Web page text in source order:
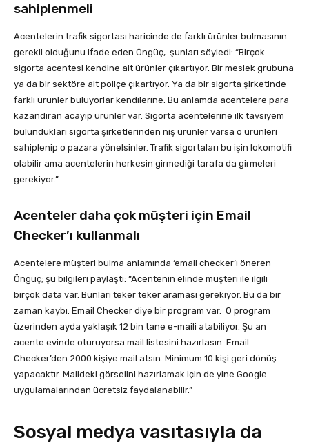
sahiplenmeli
Acentelerin trafik sigortası haricinde de farklı ürünler bulmasının
gerekli olduğunu ifade eden Öngüç, şunları söyledi: “Birçok
sigorta acentesi kendine ait ürünler çıkartıyor. Bir meslek grubuna
ya da bir sektöre ait poliçe çıkartıyor. Ya da bir sigorta şirketinde
farklı ürünler buluyorlar kendilerine. Bu anlamda acentelere para
kazandıran acayip ürünler var. Sigorta acentelerine ilk tavsiyem
bulundukları sigorta şirketlerinden niş ürünler varsa o ürünleri
sahiplenip o pazara yönelsinler. Trafik sigortaları bu işin lokomotifi
olabilir ama acentelerin herkesin girmediği tarafa da girmeleri
gerekiyor.”
Acenteler daha çok müşteri için Email
Checker’ı kullanmalı
Acentelere müşteri bulma anlamında ‘email checker’ı öneren
Öngüç; şu bilgileri paylaştı: “Acentenin elinde müşteri ile ilgili
birçok data var. Bunları teker teker araması gerekiyor. Bu da bir
zaman kaybı. Email Checker diye bir program var. O program
üzerinden ayda yaklaşık 12 bin tane e-maili atabiliyor. Şu an
acente evinde oturuyorsa mail listesini hazırlasın. Email
Checker’den 2000 kişiye mail atsın. Minimum 10 kişi geri dönüş
yapacaktır. Maildeki görselini hazırlamak için de yine Google
uygulamalarından ücretsiz faydalanabilir.”
Sosyal medya vasıtasıyla da